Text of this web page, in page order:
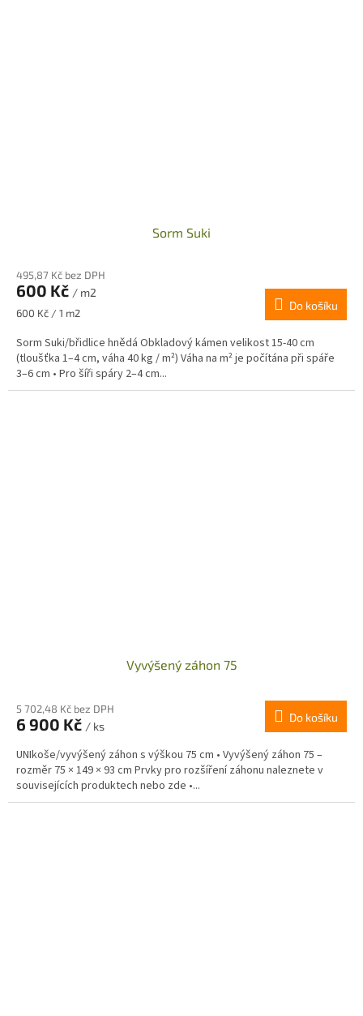
Sorm Suki
495,87 Kč bez DPH
600 Kč / m2
Měrná
600 Kč / 1 m2
Do košíku
Sorm Suki/břidlice hnědá Obkladový kámen velikost 15-40 cm
(tloušťka 1–4 cm, váha 40 kg / m²) Váha na m² je počítána při spáře
3–6 cm • Pro šíři spáry 2–4 cm...
Vyvýšený záhon 75
5 702,48 Kč bez DPH
6 900 Kč / ks
Do košíku
UNIkoše/vyvýšený záhon s výškou 75 cm • Vyvýšený záhon 75 –
rozměr 75 × 149 × 93 cm Prvky pro rozšíření záhonu naleznete v
souvisejících produktech nebo zde •...